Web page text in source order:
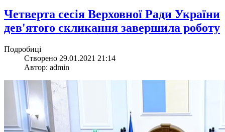
​Четверта сесія Верховної Ради України
дев'ятого скликання завершила роботу
Подробиці
Створено 29.01.2021 21:14
Автор: admin